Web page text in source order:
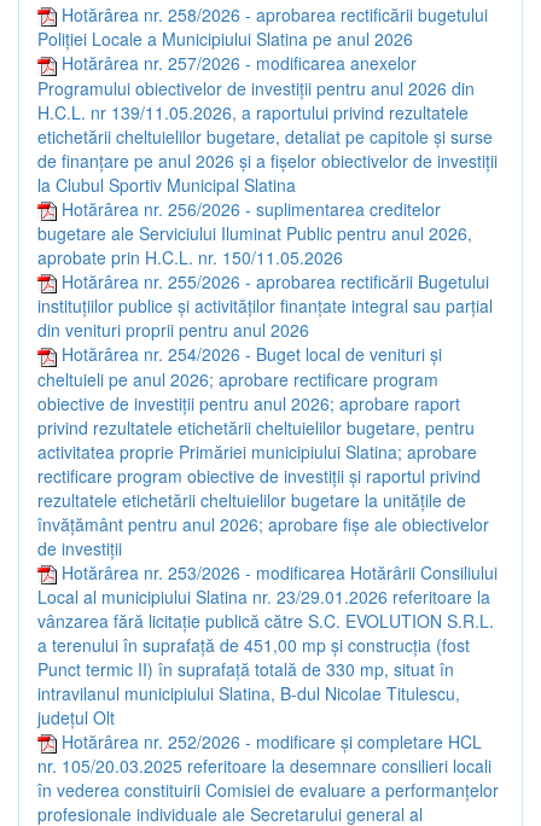
Hotărârea nr. 258/2026 - aprobarea rectificării bugetului
Poliţiei Locale a Municipiului Slatina pe anul 2026
Hotărârea nr. 257/2026 - modificarea anexelor
Programului obiectivelor de investiţii pentru anul 2026 din
H.C.L. nr 139/11.05.2026, a raportului privind rezultatele
etichetării cheltuielilor bugetare, detaliat pe capitole şi surse
de finanţare pe anul 2026 şi a fişelor obiectivelor de investiţii
la Clubul Sportiv Municipal Slatina
Hotărârea nr. 256/2026 - suplimentarea creditelor
bugetare ale Serviciului Iluminat Public pentru anul 2026,
aprobate prin H.C.L. nr. 150/11.05.2026
Hotărârea nr. 255/2026 - aprobarea rectificării Bugetului
instituţiilor publice și activităţilor finanţate integral sau parţial
din venituri proprii pentru anul 2026
Hotărârea nr. 254/2026 - Buget local de venituri şi
cheltuieli pe anul 2026; aprobare rectificare program
obiective de investiţii pentru anul 2026; aprobare raport
privind rezultatele etichetării cheltuielilor bugetare, pentru
activitatea proprie Primăriei municipiului Slatina; aprobare
rectificare program obiective de investiţii şi raportul privind
rezultatele etichetării cheltuielilor bugetare la unităţile de
învăţământ pentru anul 2026; aprobare fişe ale obiectivelor
de investiţii
Hotărârea nr. 253/2026 - modificarea Hotărârii Consiliului
Local al municipiului Slatina nr. 23/29.01.2026 referitoare la
vânzarea fără licitație publică către S.C. EVOLUTION S.R.L.
a terenului în suprafață de 451,00 mp și construcția (fost
Punct termic II) în suprafață totală de 330 mp, situat în
intravilanul municipiului Slatina, B-dul Nicolae Titulescu,
județul Olt
Hotărârea nr. 252/2026 - modificare și completare HCL
nr. 105/20.03.2025 referitoare la desemnare consilieri locali
în vederea constituirii Comisiei de evaluare a performanțelor
profesionale individuale ale Secretarului general al